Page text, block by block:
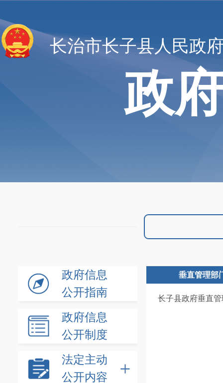
长治市长子县人民政
政
政府信息
公开指南
政府信息
公开制度
法定主动
公开内容
垂直管理部
长子县政府垂直